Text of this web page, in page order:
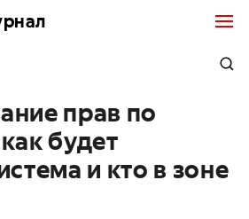
прав по
будет
и кто в зоне